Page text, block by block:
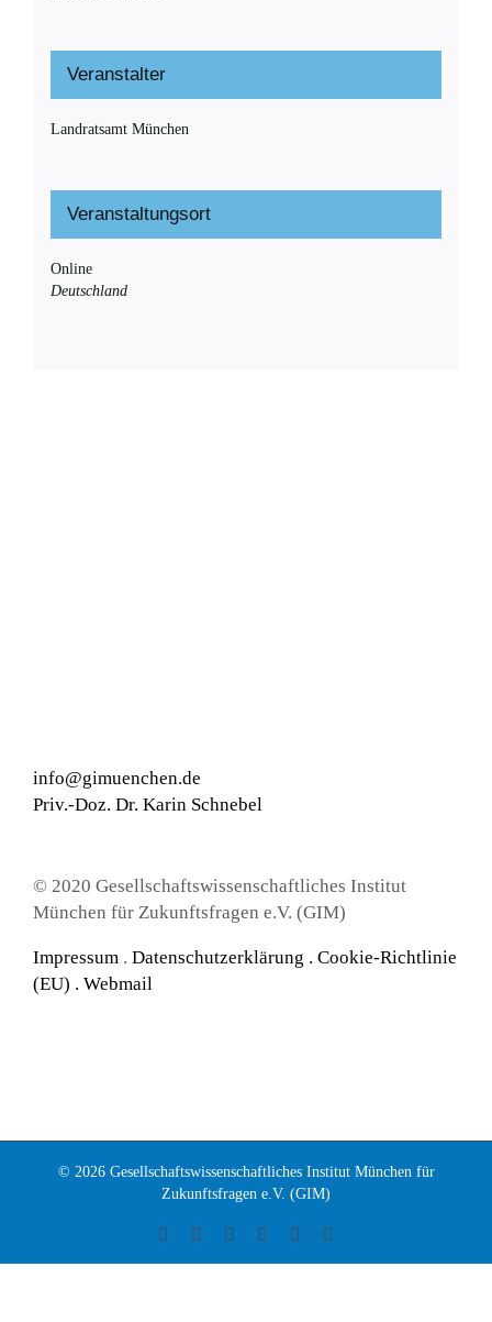
Veranstaltungsort
Online
Deutschland
Veranstalter
Landratsamt München
info@gimuenchen.de
Priv.-Doz. Dr. Karin Schnebel
© 2020 Gesellschaftswissenschaftliches Institut
München für Zukunftsfragen e.V. (GIM)
Impressum . Datenschutzerklärung . Cookie-Richtlinie
(EU) . Webmail
© 2026 Gesellschaftswissenschaftliches Institut München für
Zukunftsfragen e.V. (GIM)
FacebookInstagramLinkedIn YouTube